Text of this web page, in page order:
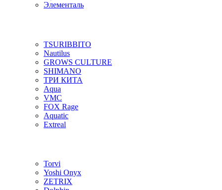
Элементаль
TSURIBBITO
Nautilus
GROWS CULTURE
SHIMANO
ТРИ КИТА
Aqua
VMC
FOX Rage
Aquatic
Extreal
Torvi
Yoshi Onyx
ZETRIX